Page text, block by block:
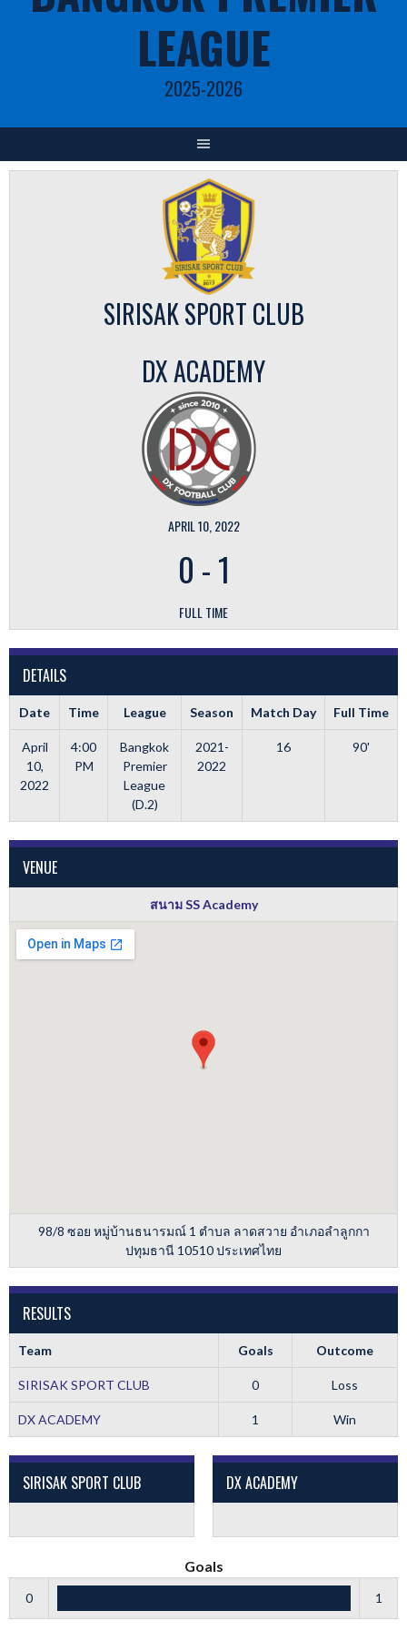
LEAGUE
2025-2026
SIRISAK SPORT CLUB
DX ACADEMY
APRIL 10, 2022
0 -1
FULL TIME
DETAILS
Date Time League Season Match Day Full Time
April
10,
2022
4:00
PM
Bangkok
Premier
League
(D.2)
2021-
2022
16 90'
VENUE
สนาม SS Academy
98/8 ซอย หมู่บ้านธนารมณ์ 1 ตำบล ลาดสวาย อำเภอลำลูกกา
ปทุมธานี 10510 ประเทศไทย
RESULTS
Team Goals Outcome
SIRISAK SPORT CLUB 0 Loss
DX ACADEMY 1 Win
SIRISAK SPORT CLUB DX ACADEMY
Goals
0 1